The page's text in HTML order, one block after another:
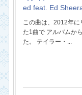
ed feat. Ed
この曲は、2012年
た1曲で アルバムか
た。 テイラー・...